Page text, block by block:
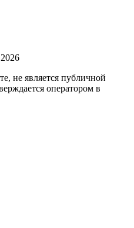
не является публичной
оператором в